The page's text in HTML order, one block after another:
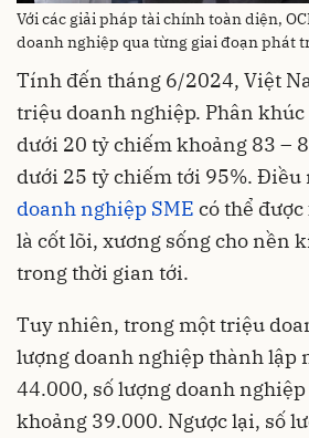
Với các giải pháp tài chính toàn diện,
doanh nghiệp qua từng giai đoạn phát
Tính đến tháng 6/2024, Việt
triệu doanh nghiệp. Phân khúc
dưới 20 tỷ chiếm khoảng 83 –
dưới 25 tỷ chiếm tới 95%. Điều
doanh nghiệp SME có thể
là cốt lõi, xương sống cho nền
trong thời gian tới.
Tuy nhiên, trong một triệu
lượng doanh nghiệp thành lập
44.000, số lượng doanh
khoảng 39.000. Ngược lại, số